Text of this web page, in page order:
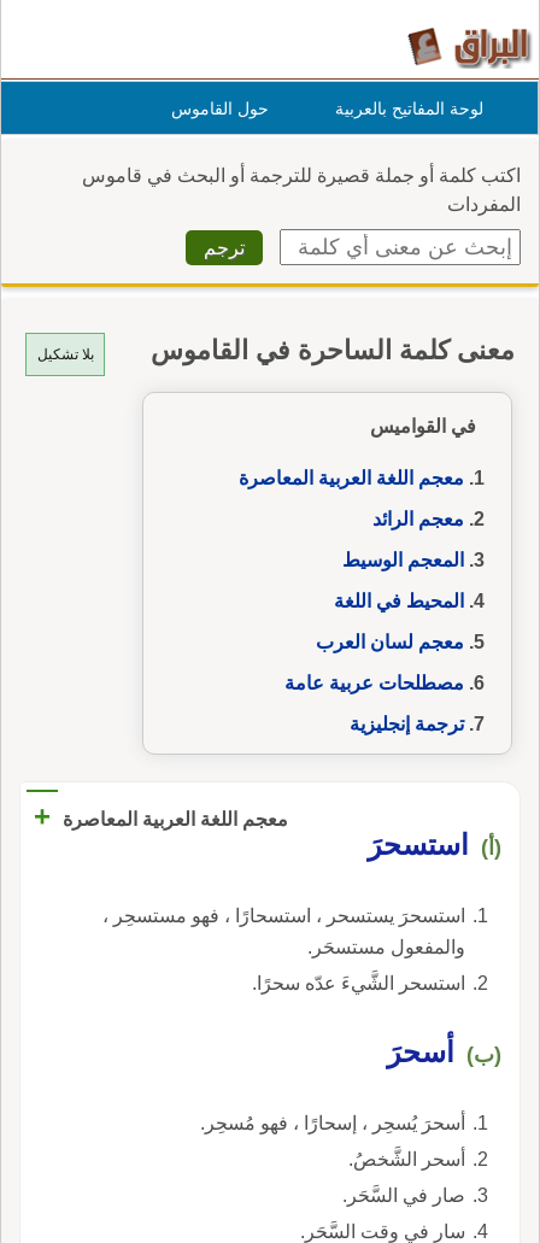
لوحة المفاتيح بالعربية حول القاموس
اكتب كلمة أو جملة قصيرة للترجمة أو البحث في قاموس
المفردات
بلا تشكيل معنى كلمة الساحرة في القاموس
في القواميس
معجم اللغة العربية المعاصرة
معجم الرائد
المعجم الوسيط
المحيط في اللغة
معجم لسان العرب
مصطلحات عربية عامة
ترجمة إنجليزية
معجم اللغة العربية المعاصرة +
(أ) استسحرَ
استسحرَ يستسحر ، استسحارًا ، فهو مستسحِر ،
والمفعول مستسحَر.
استسحر الشَّيءَ عدّه سحرًا.
(ب) أسحرَ
أسحرَ يُسحِر ، إسحارًا ، فهو مُسحِر.
أسحر الشَّخصُ.
صار في السَّحَر.
سار في وقت السَّحَر.